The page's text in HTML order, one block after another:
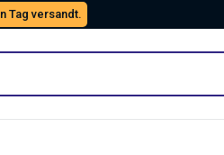
Tag versandt.